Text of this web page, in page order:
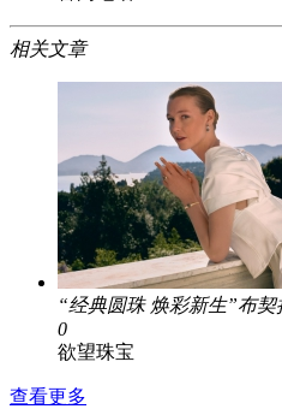
相关文章
“经典圆珠 焕彩新生”布
0
欲望珠宝
查看更多